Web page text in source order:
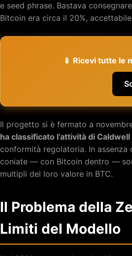
e seed phrase. Bastava
Bitcoin era circa il 20%,
📱 Ricevi tutte le
Il progetto si è fermato a
ha classificato l’attività di
conformità regolatoria. In assenza
coniate — con Bitcoin dentro —
multipli del loro valore in BTC.
Il Problema della
Limiti del Modello